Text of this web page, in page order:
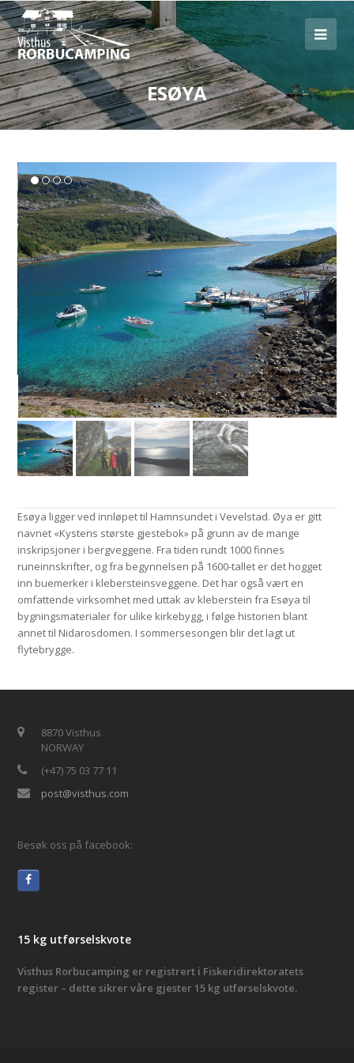
ESØYA
Esøya ligger ved innløpet til Hamnsundet i Vevelstad. Øya er gitt
navnet «Kystens største gjestebok» på grunn av de mange
inskripsjoner i bergveggene. Fra tiden rundt 1000 finnes
runeinnskrifter, og fra begynnelsen på 1600-tallet er det hogget
inn buemerker i klebersteinsveggene. Det har også vært en
omfattende virksomhet med uttak av kleberstein fra Esøya til
bygningsmaterialer for ulike kirkebygg, i følge historien blant
annet til Nidarosdomen. I sommersesongen blir det lagt ut
flytebrygge.
8870 Visthus
NORWAY
(+47) 75 03 77 11
post@visthus.com
Besøk oss på facebook:
15 kg utførselskvote
Visthus Rorbucamping er registrert i Fiskeridirektoratets
register – dette sikrer våre gjester 15 kg utførselskvote.